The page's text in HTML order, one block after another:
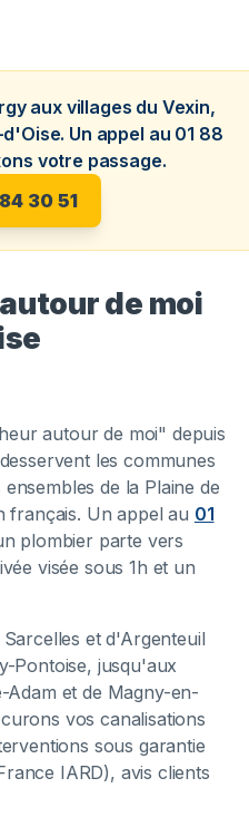
aux villages du Vexin,
Un appel au 01 88
votre passage.
30 51
de moi
autour de moi" depuis
les communes
de la Plaine de
français. Un appel au 01
plombier parte vers
visée sous 1h et un
et d'Argenteuil
Pontoise, jusqu'aux
Adam et de Magny-en-
vos canalisations
sous garantie
IARD), avis clients